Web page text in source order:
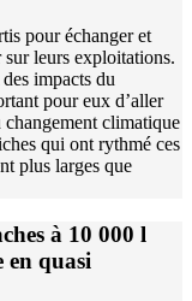
pour échanger et
sur leurs exploitations.
impacts du
pour eux d’aller
climatique
qui ont rythmé ces
plus larges que
à 10 000 l
en quasi